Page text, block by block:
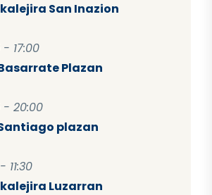
San Inazion
17:00
Plazan
- 20:00
plazan
11:30
Luzarran